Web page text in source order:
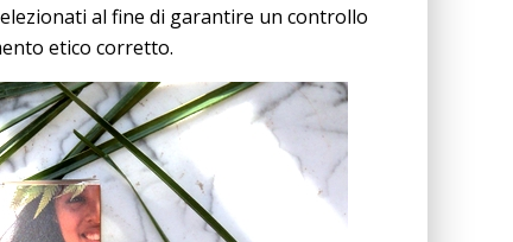
al fine di garantire un controllo
etico corretto.